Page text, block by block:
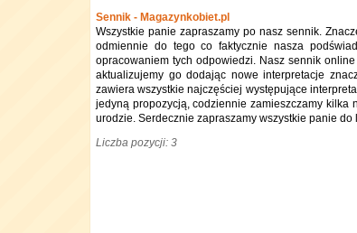
Sennik - Magazynkobiet.pl
Wszystkie panie zapraszamy po nasz sennik.
odmiennie do tego co faktycznie nasza
opracowaniem tych odpowiedzi. Nasz sennik
aktualizujemy go dodając nowe interpretacje
zawiera wszystkie najczęściej występujące
jedyną propozycją, codziennie zamieszczamy kilka
urodzie. Serdecznie zapraszamy wszystkie panie do
Liczba pozycji: 3